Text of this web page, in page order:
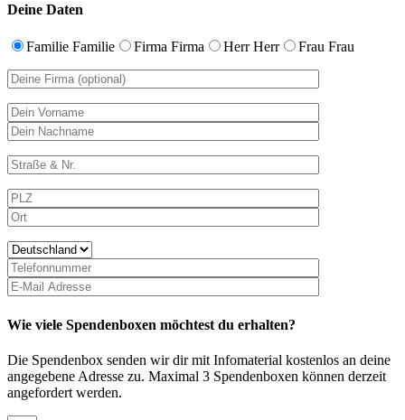
Deine Daten
Familie Familie Firma Firma HerrHerr Frau Frau
lasse
Feld
leer.
Wie viele Spendenboxen möchtest du erhalten?
Die Spendenbox senden wir dir mit Infomaterial kostenlos an deine
angegebene Adresse zu. Maximal 3 Spendenboxen können derzeit
angefordert werden.